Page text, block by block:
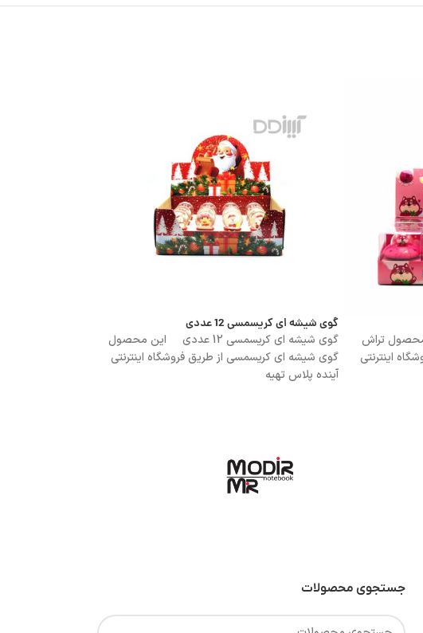
این محصول تراش
اینترنتی
گوی شیشه ای کریسمسی 12 عددی
گوی شیشه ای کریسمسی 12 عددی این محصول
گوی شیشه ای کریسمسی از طریق فروشگاه اینترنتی
آینده پلاس تهیه
جستجوی محصولات